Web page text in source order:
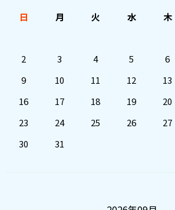
日 月 火 水 木
2
3 4 5 6
9
10 11 12 13
16
17 18 19 20
23
24 25 26 27
30
31